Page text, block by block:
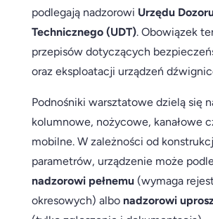
podlegają nadzorowi Urzędu
Technicznego (UDT). Obowiązek
przepisów dotyczących
oraz eksploatacji urządzeń
Podnośniki warsztatowe dzielą się
kolumnowe, nożycowe, kanałowe
mobilne. W zależności od
parametrów, urządzenie może
nadzorowi pełnemu(wymaga
okresowych) albo nadzorowi